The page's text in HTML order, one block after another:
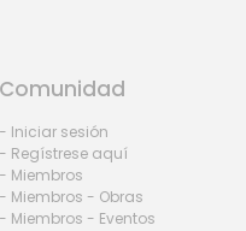
Comunidad
- Iniciar sesión
- Regístrese aquí
- Miembros
- Miembros - Obras
- Miembros - Eventos